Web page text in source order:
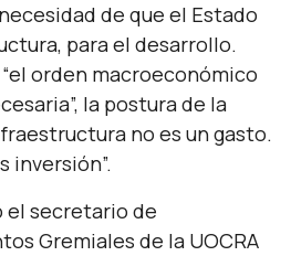
de que el Estado
para el desarrollo.
“el orden macroeconómico
la postura de la
no es un gasto.
inversión”.
el secretario de
Gremiales de la UOCRA